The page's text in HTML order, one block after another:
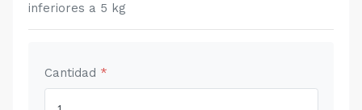
inferiores a 5 kg
Cantidad *